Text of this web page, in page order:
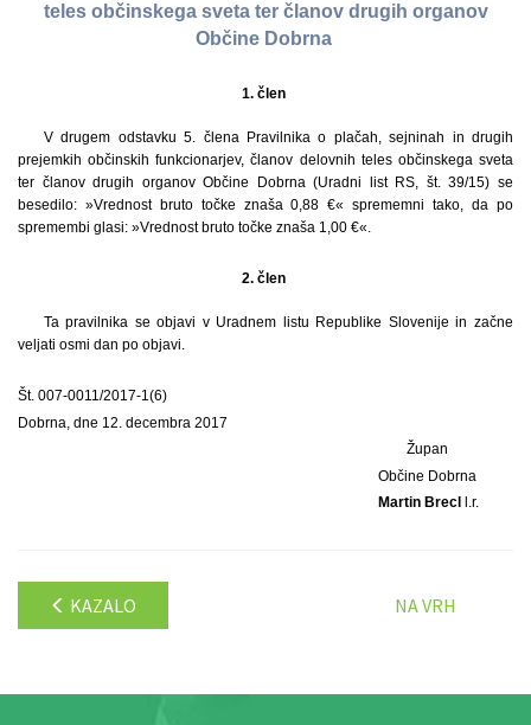
teles občinskega sveta ter članov drugih organov
Občine Dobrna
1. člen
V drugem odstavku 5. člena Pravilnika o plačah, sejninah in drugih
prejemkih občinskih funkcionarjev, članov delovnih teles občinskega sveta
ter članov drugih organov Občine Dobrna (Uradni list RS, št. 39/15) se
besedilo: »Vrednost bruto točke znaša 0,88 €« sprememni tako, da po
spremembi glasi: »Vrednost bruto točke znaša 1,00 €«.
2. člen
Ta pravilnika se objavi v Uradnem listu Republike Slovenije in začne
veljati osmi dan po objavi.
Št. 007-0011/2017-1(6)
Dobrna, dne 12. decembra 2017
Župan
Občine Dobrna
Martin Brecl
l.r.
KAZALO NA VRH